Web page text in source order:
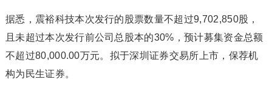
据悉，震裕科技本次发行的股票数量不超过9,702,850股，
且未超过本次发行前公司总股本的30%，预计募集资金总额
不超过80,000.00万元。拟于深圳证券交易所上市，保荐机
构为民生证券。